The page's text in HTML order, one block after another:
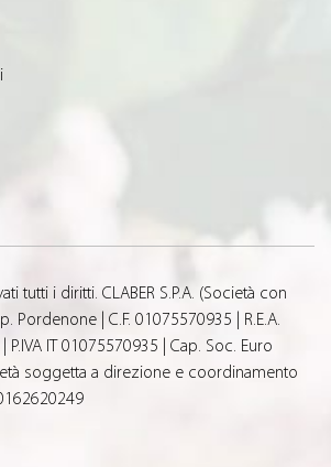
tutti i diritti. CLABER S.P.A. (Società con
Pordenone | C.F. 01075570935 | R.E.A.
IT 01075570935 | Cap. Soc. Euro
soggetta a direzione e coordinamento